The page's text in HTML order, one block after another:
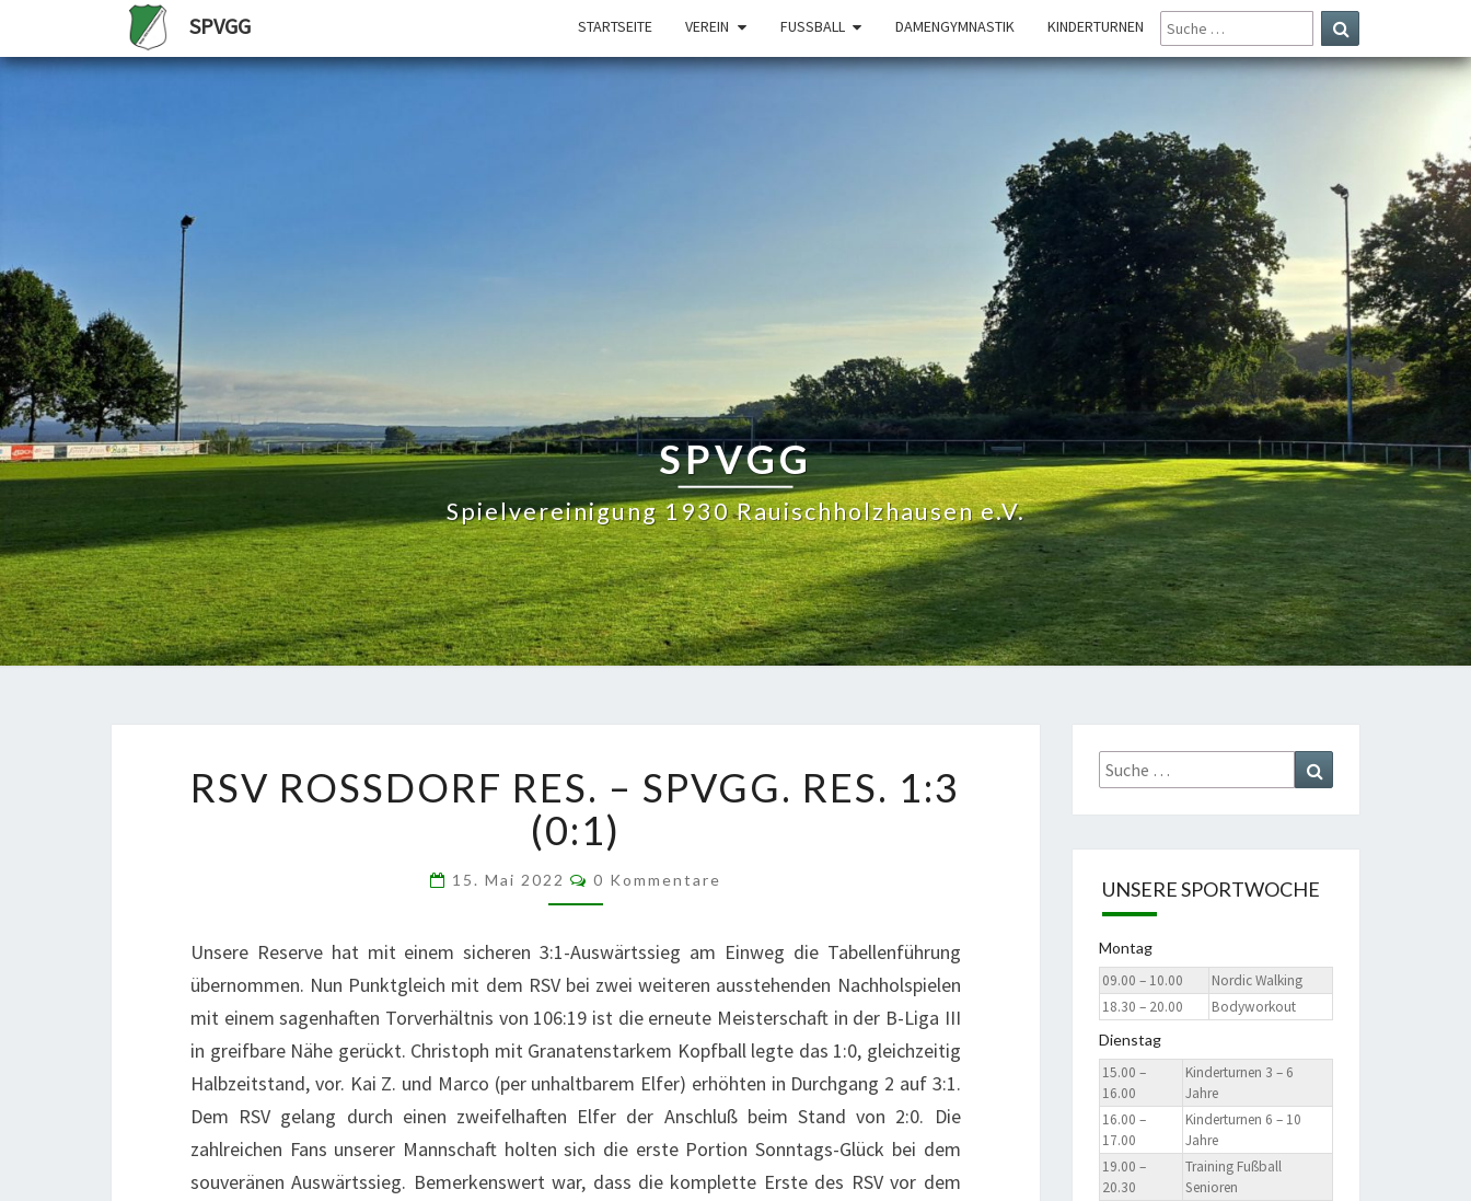
SPVGG STARTSEITE VEREIN FUSSBALL DAMENGYMNASTIK KINDERTURNEN
SUCHE
NACH:
Suchen
SPVGG
Spielvereinigung 1930 Rauischholzhausen e.V.
ROSSDORF R
ES. –
S
ES. 1
0:1)
RSV ROSSDORF RES. – SPVGG. RES. 1:3 (
0:1)
15. Mai 2022 Kommentare
0 Kommentare
Unsere Reserve hat mit einem sicheren 3:1-Auswärtssieg am Einweg die Tabellenführung
übernommen. Nun Punktgleich mit dem RSV bei zwei weiteren ausstehenden Nachholspielen
mit einem sagenhaften Torverhältnis von 106:19 ist die erneute Meisterschaft in der B-Liga III
in greifbare Nähe gerückt. Christoph mit Granatenstarkem Kopfball legte das 1:0, gleichzeitig
Halbzeitstand, vor. Kai Z. und Marco (per unhaltbarem Elfer) erhöhten in Durchgang 2 auf 3:1.
Dem RSV gelang durch einen zweifelhaften Elfer der Anschluß beim Stand von 2:0. Die
zahlreichen Fans unserer Mannschaft holten sich die erste Portion Sonntags-Glück bei dem
souveränen Auswärtssieg. Bemerkenswert war, dass die komplette Erste des RSV vor dem
Suche
nach:
UNSERE SPORTWOCHE
Montag
09.00 – 10.00
Nordic Walking
18.30 – 20.00
Bodyworkout
Dienstag
15.00 –
16.00
Kinderturnen 3 – 6
Jahre
16.00 –
17.00
Kinderturnen 6 – 10
Jahre
19.00 –
20.30
Training Fußball
Senioren